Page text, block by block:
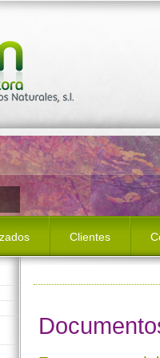
Clientes